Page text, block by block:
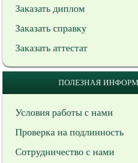
Заказать диплом
Заказать справку
Заказать аттестат
ПОЛЕЗНАЯ
Условия работы с нами
Проверка на подлинность
Сотрудничество с нами